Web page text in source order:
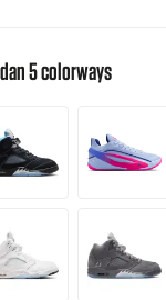
5 colorways